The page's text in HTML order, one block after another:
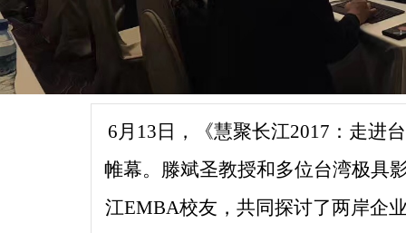
6月13日，《慧聚长江2017：走进
帷幕。滕斌圣教授和多位台湾极具
江EMBA校友，共同探讨了两岸企